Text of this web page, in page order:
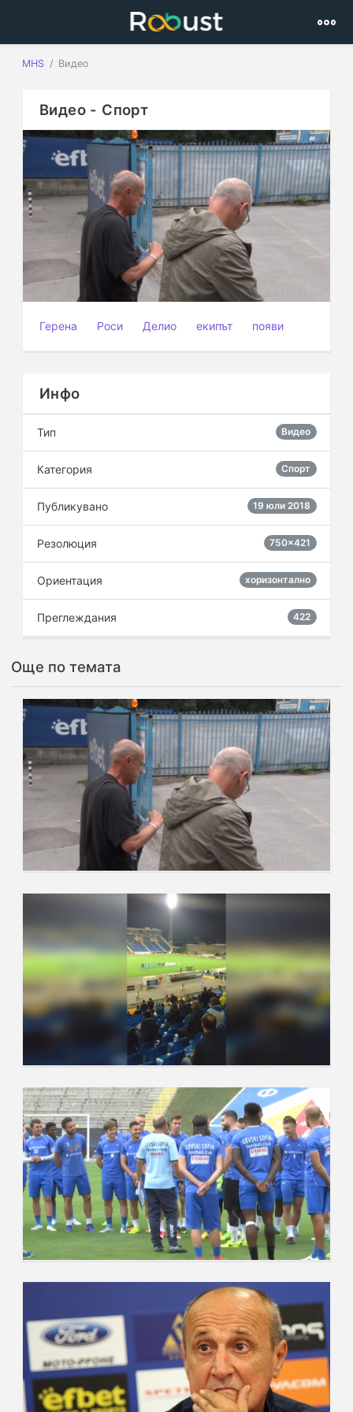
MHS Видео
Видео - Спорт
Герена Роси Делио екипът появи
Инфо
Видео
Тип
Спорт
Категория
19 юли 2018
Публикувано
750×421
Резолюция
хоризонтално
Ориентация
422
Преглеждания
Още по темата